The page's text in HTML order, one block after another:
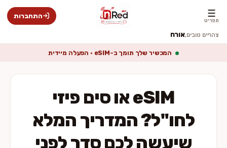
☰
תפריט
התחברות
צהריים טובים,אורח
המכשיר שלך תומך ב-eSIM · הפעלה מיידית
eSIM או סים פיזי
לחו"ל? המדריך המלא
שיעשה לכם סדר לפני